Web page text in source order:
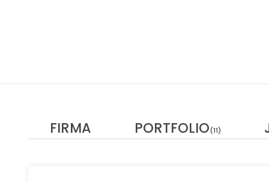
FIRMA PORTFOLIO(11)